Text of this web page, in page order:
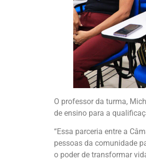
O professor da turma,
de ensino para a
“Essa parceria entre a
pessoas da comunidade
o poder de transformar